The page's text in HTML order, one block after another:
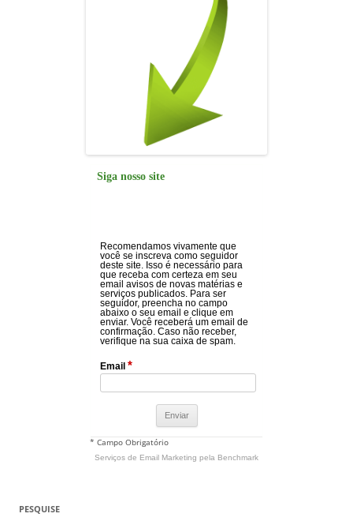
Siga nosso site
Recomendamos vivamente que
você se inscreva como seguidor
deste site. Isso é necessário para
que receba com certeza em seu
email avisos de novas matérias e
serviços publicados. Para ser
seguidor, preencha no campo
abaixo o seu email e clique em
enviar. Você receberá um email de
confirmação. Caso não receber,
verifique na sua caixa de spam.
Email *
* Campo Obrigatório
Serviços de Email Marketing pela Benchmark
PESQUISE